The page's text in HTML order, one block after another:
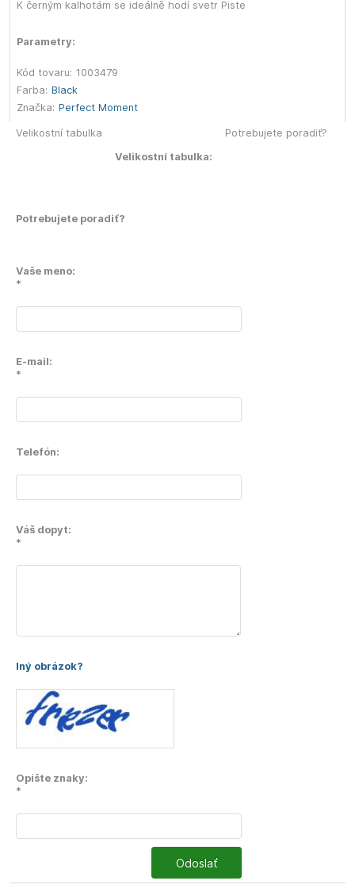
K černým kalhotám se ideálně hodí svetr Piste
Parametry:
Kód tovaru: 1003479
Farba: Black
Značka: Perfect Moment
Velikostní tabulka
Velikostní tabulka:
Potrebujete poradiť?
Potrebujete poradiť?
Vaše meno:
*
E-mail:
*
Telefón:
Váš dopyt:
*
Iný obrázok?
Opište znaky:
*
Odoslať